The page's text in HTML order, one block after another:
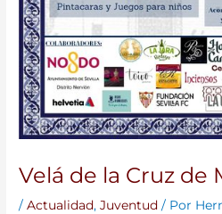
Velá de la Cruz de
/Actualidad,Juventud / Por